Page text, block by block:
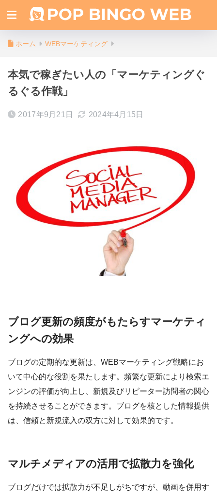
ホーム WEBマーケティング
本気で稼ぎたい人の「マーケティングぐ
るぐる作戦」
2017年9月21日 2024年4月15日
ブログ更新の頻度がもたらすマーケティ
ングへの効果
ブログの定期的な更新は、WEBマーケティング戦略にお
いて中心的な役割を果たします。頻繁な更新により検索エ
ンジンの評価が向上し、新規及びリピーター訪問者の関心
を持続させることができます。ブログを核とした情報提供
は、信頼と新規流入の双方に対して効果的です。
マルチメディアの活用で拡散力を強化
ブログだけでは拡散力が不足しがちですが、動画を併用す